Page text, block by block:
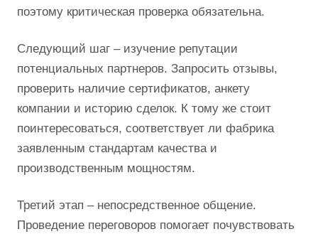
поэтому критическая проверка обязательна.
Следующий шаг – изучение репутации
потенциальных партнеров. Запросить отзывы,
проверить наличие сертификатов, анкету
компании и историю сделок. К тому же стоит
поинтересоваться, соответствует ли фабрика
заявленным стандартам качества и
производственным мощностям.
Третий этап – непосредственное общение.
Проведение переговоров помогает почувствовать